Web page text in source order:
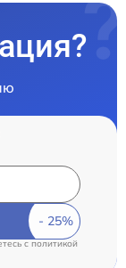
cполитикой